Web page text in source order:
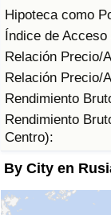
Hipoteca como
Índice de Acceso
Relación Precio/
Relación Precio/
Rendimiento
Rendimiento
Centro):
By City en
Tráfico
Índice de
Índice de
Índice de